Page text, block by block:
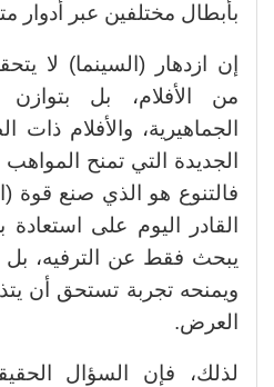
بأبطال مختلفين عبر أدوار
إن ازدهار (السينما) لا
من الأفلام، بل
الجماهيرية، والأفلام ذات
الجديدة التي تمنح
فالتنوع هو الذي صنع قوة
القادر اليوم على استعادة
يبحث فقط عن الترفيه، بل
ويمنحه تجربة تستحق أن
العرض.
لذلك، فإن السؤال